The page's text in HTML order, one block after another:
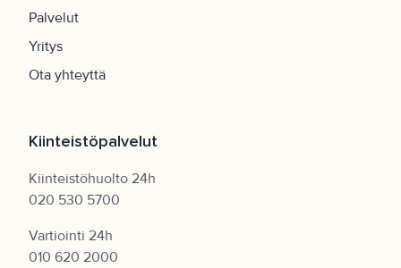
Palvelut
Yritys
Ota yhteyttä
Kiinteistöpalvelut
Kiinteistöhuolto 24h
020 530 5700
Vartiointi 24h
010 620 2000